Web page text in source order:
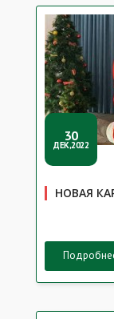
30
ДЕК,2022
НОВАЯ